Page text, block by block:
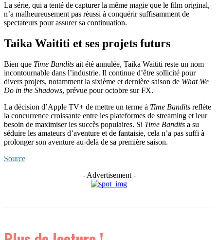
La série, qui a tenté de capturer la même magie que le film original,
n’a malheureusement pas réussi à conquérir suffisamment de
spectateurs pour assurer sa continuation.
Taika Waititi et ses projets futurs
Bien que Time Bandits ait été annulée, Taika Waititi reste un nom
incontournable dans l’industrie. Il continue d’être sollicité pour
divers projets, notamment la sixième et dernière saison de What We
Do in the Shadows, prévue pour octobre sur FX.
La décision d’Apple TV+ de mettre un terme à Time Bandits reflète
la concurrence croissante entre les plateformes de streaming et leur
besoin de maximiser les succès populaires. Si Time Bandits a su
séduire les amateurs d’aventure et de fantaisie, cela n’a pas suffi à
prolonger son aventure au-delà de sa première saison.
Source
- Advertisement -